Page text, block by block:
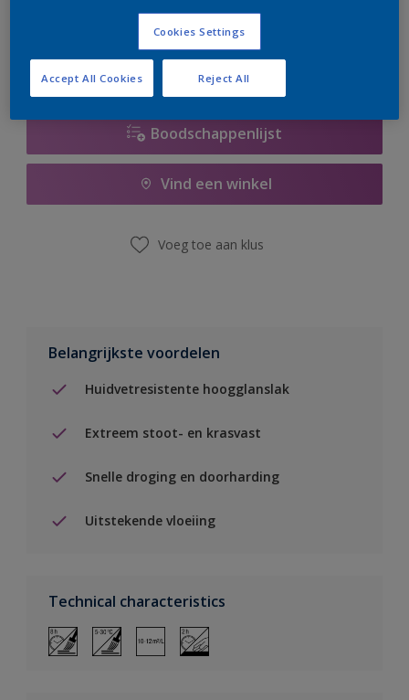
er hard aan om de voorraad aan te vullen.
Boodschappenlijst
Vind een winkel
Voeg toe aan klus
Belangrijkste voordelen
Huidvetresistente hoogglanslak
Extreem stoot- en krasvast
Snelle droging en doorharding
Uitstekende vloeiing
Technical characteristics
Cookies Settings
Reject All
Accept All Cookies